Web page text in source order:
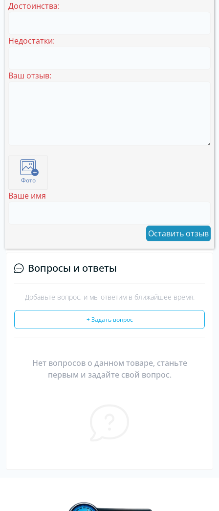
Достоинства:
Недостатки:
Ваш отзыв:
Фото
Ваше имя
Оставить отзыв
Вопросы и ответы
Добавьте вопрос, и мы ответим в ближайшее время.
+ Задать вопрос
Нет вопросов о данном товаре, станьте
первым и задайте свой вопрос.